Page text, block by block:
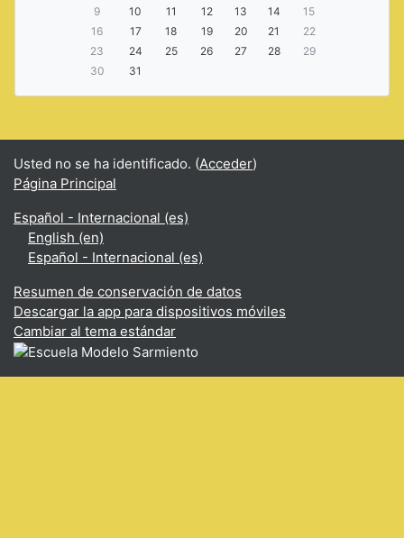
9
10 11 12 13 14
15
16
17 18 19 20 21
22
23
24 25 26 27 28
29
30
31
Usted no se ha identificado. (Acceder)
Página Principal
Español - Internacional ‎(es)‎
English ‎(en)‎
Español - Internacional ‎(es)‎
Resumen de conservación de datos
Descargar la app para dispositivos móviles
Cambiar al tema estándar